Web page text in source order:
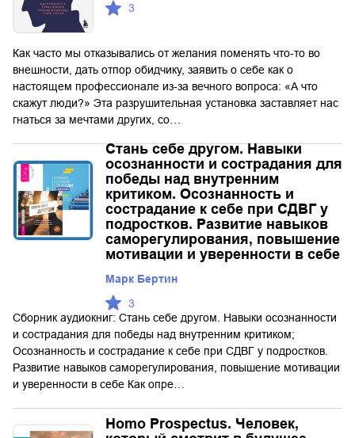
3
Как часто мы отказывались от желания поменять что-то во
внешности, дать отпор обидчику, заявить о себе как о
настоящем профессионале из-за вечного вопроса: «А что
скажут люди?» Эта разрушительная установка заставляет нас
гнаться за мечтами других, со…
Стань себе другом. Навыки
осознанности и сострадания для
победы над внутренним
критиком. Осознанность и
сострадание к себе при СДВГ у
подростков. Развитие навыков
саморегулирования, повышение
мотивации и уверенности в себе
Марк Бертин
3
Сборник аудиокниг: Стань себе другом. Навыки осознанности
и сострадания для победы над внутренним критиком;
Осознанность и сострадание к себе при СДВГ у подростков.
Развитие навыков саморегулирования, повышение мотивации
и уверенности в себе Как опре…
Homo Prospectus. Человек,